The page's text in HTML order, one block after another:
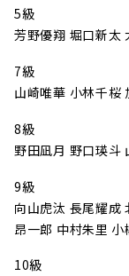
5級
芳野優翔 堀口新太
7級
山崎唯華 小林千桜
8級
野田凪月 野口瑛斗
9級
向山虎汰 長尾耀成
昂一郎 中村朱里
10級